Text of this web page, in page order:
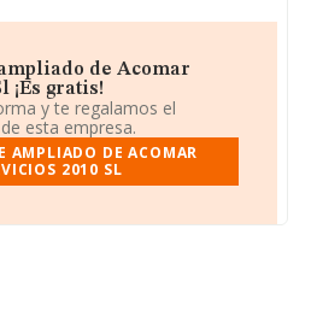
de Acomar
¡Es gratis!
y te regalamos el
esta empresa.
AMPLIADO DE ACOMAR
2010 SL